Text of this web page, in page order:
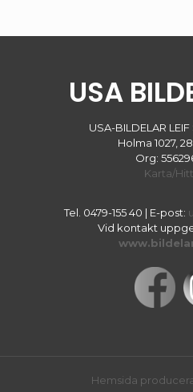
USA
USA-BILDELAR
Holma 1027,
Org:
Karta/
Tel. 0479-155 40 | E-post:
Vid kontakt
Hemsida